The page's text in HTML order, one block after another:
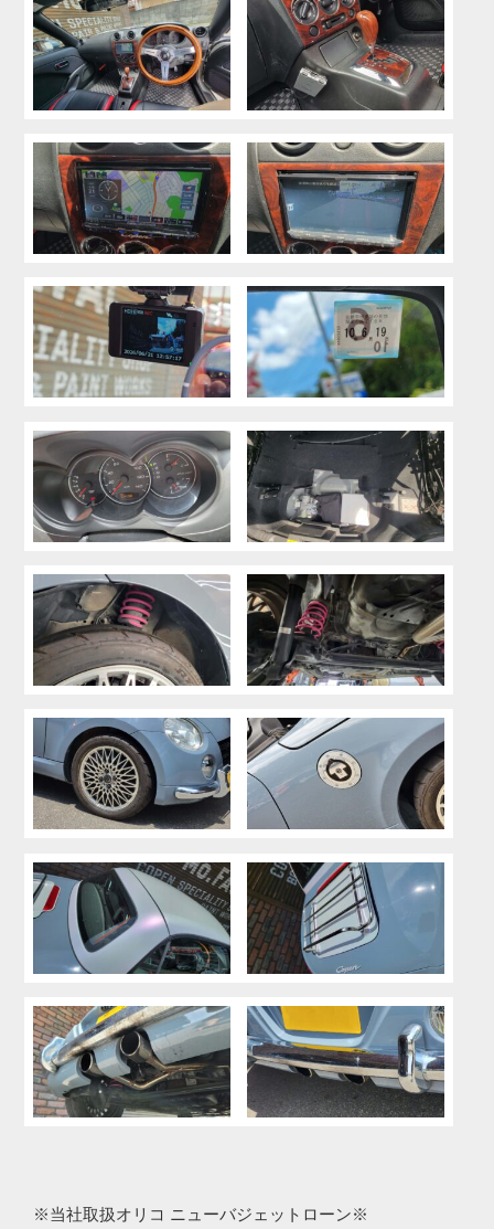
※当社取扱オリコ ニューバジェットローン※